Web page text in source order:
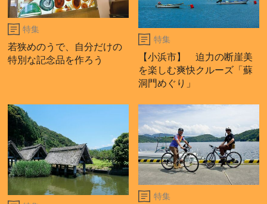
特集
若狭めのうで、自分だけの
特別な記念品を作ろう
特集
【小浜市】 迫力の断崖美
を楽しむ爽快クルーズ「蘇
洞門めぐり」
特集